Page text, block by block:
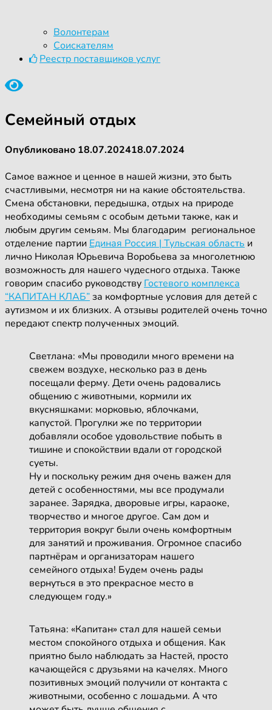
Волонтерам
Соискателям
Реестр поставщиков услуг
Семейный отдых
Опубликовано 18.07.202418.07.2024
Самое важное и ценное в нашей жизни, это быть
счастливыми, несмотря ни на какие обстоятельства.
Смена обстановки, передышка, отдых на природе
необходимы семьям с особым детьми также, как и
любым другим семьям. Мы благодарим региональное
отделение партии Единая Россия | Тульская область и
лично Николая Юрьевича Воробьева за многолетнюю
возможность для нашего чудесного отдыха. Также
говорим спасибо руководству Гостевого комплекса
“КАПИТАН КЛАБ”за комфортные условия для детей с
аутизмом и их близких. А отзывы родителей очень точно
передают спектр полученных эмоций.
Светлана: «Мы проводили много времени на
свежем воздухе, несколько раз в день
посещали ферму. Дети очень радовались
общению с животными, кормили их
вкусняшками: морковью, яблочками,
капустой. Прогулки же по территории
добавляли особое удовольствие побыть в
тишине и спокойствии вдали от городской
суеты.
Ну и поскольку режим дня очень важен для
детей с особенностями, мы все продумали
заранее. Зарядка, дворовые игры, караоке,
творчество и многое другое. Сам дом и
территория вокруг были очень комфортным
для занятий и проживания. Огромное спасибо
партнёрам и организаторам нашего
семейного отдыха! Будем очень рады
вернуться в это прекрасное место в
следующем году.»
Татьяна: «Капитан» стал для нашей семьи
местом спокойного отдыха и общения. Как
приятно было наблюдать за Настей, просто
качающейся с друзьями на качелях. Много
позитивных эмоций получили от контакта с
животными, особенно с лошадьми. А что